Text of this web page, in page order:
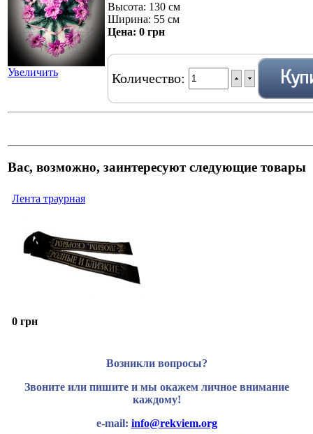
Увеличить
Высота: 130 см
Ширина: 55 см
Цена: 0 грн
Количество:
Вас, возможно, заинтересуют следующие товары
Лента траурная
0 грн
Возникли вопросы?
Звоните или пишите и мы окажем личное внимание
каждому!
e-mail: info@rekviem.org